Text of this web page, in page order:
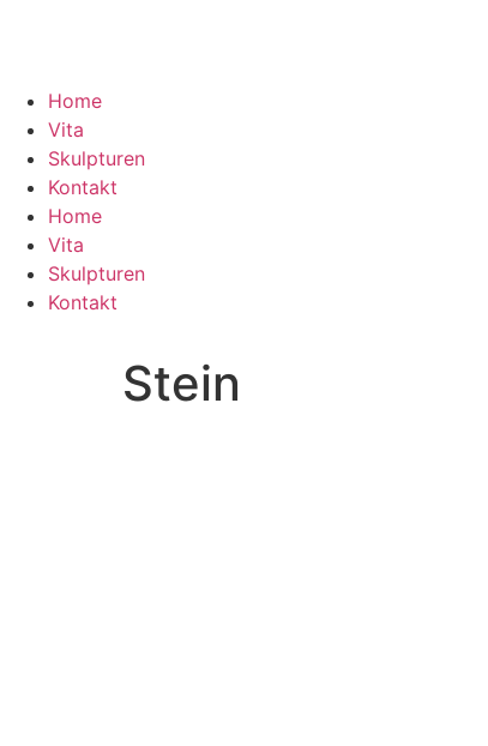
Home
Vita
Skulpturen
Kontakt
Home
Vita
Skulpturen
Kontakt
Stein